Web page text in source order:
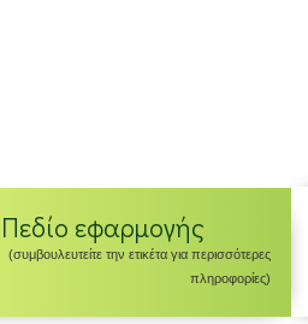
Πεδίο εφαρμογής
(συμβουλευτείτε την ετικέτα για περισσότερες
πληροφορίες)